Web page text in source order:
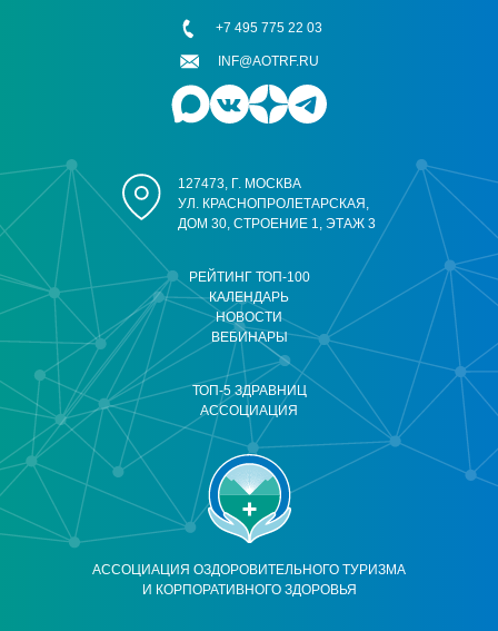
АССОЦИАЦИЯ ОЗДОРОВИТЕЛЬНОГО ТУРИЗМА
И КОРПОРАТИВНОГО ЗДОРОВЬЯ
РЕЙТИНГ ТОП-100
КАЛЕНДАРЬ
НОВОСТИ
ВЕБИНАРЫ
ТОП-5 ЗДРАВНИЦ
АССОЦИАЦИЯ
127473, Г. МОСКВА
УЛ. КРАСНОПРОЛЕТАРСКАЯ,
ДОМ 30, СТРОЕНИЕ 1, ЭТАЖ 3
+7 495 775 22 03
INF@AOTRF.RU